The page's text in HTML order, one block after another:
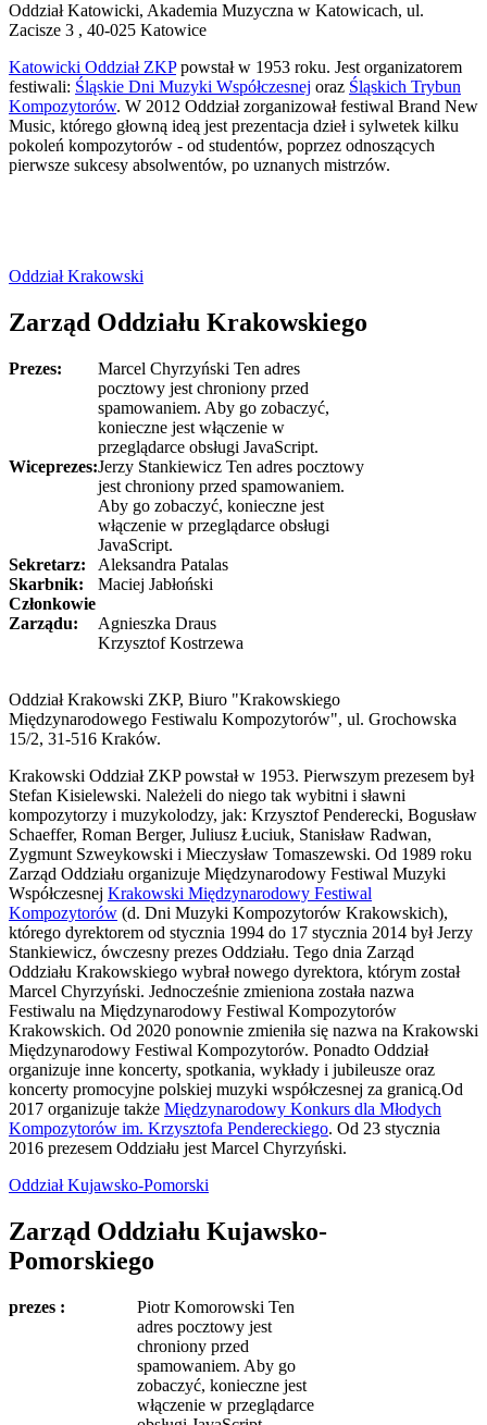
Oddział Katowicki, Akademia Muzyczna w Katowicach, ul.
Zacisze 3 , 40-025 Katowice
Katowicki Oddział ZKPpowstał w 1953 roku. Jest organizatorem
festiwali: Śląskie Dni Muzyki Współczesnej oraz Śląskich Trybun
Kompozytorów. W 2012 Oddział zorganizował festiwal Brand New
Music, którego głowną ideą jest prezentacja dzieł i sylwetek kilku
pokoleń kompozytorów - od studentów, poprzez odnoszących
pierwsze sukcesy absolwentów, po uznanych mistrzów.
Oddział Krakowski
Zarząd Oddziału Krakowskiego
Prezes: Marcel Chyrzyński Ten adres
pocztowy jest chroniony przed
spamowaniem. Aby go zobaczyć,
konieczne jest włączenie w
przeglądarce obsługi JavaScript.
Wiceprezes:Jerzy Stankiewicz Ten adres pocztowy
jest chroniony przed spamowaniem.
Aby go zobaczyć, konieczne jest
włączenie w przeglądarce obsługi
JavaScript.
Sekretarz:
Skarbnik:
Aleksandra Patalas
Maciej Jabłoński
Członkowie
Zarządu:
Agnieszka Draus
Krzysztof Kostrzewa
Oddział Krakowski ZKP, Biuro "Krakowskiego
Międzynarodowego Festiwalu Kompozytorów", ul. Grochowska
15/2, 31-516 Kraków.
Krakowski Oddział ZKP powstał w 1953. Pierwszym prezesem był
Stefan Kisielewski. Należeli do niego tak wybitni i sławni
kompozytorzy i muzykolodzy, jak: Krzysztof Penderecki, Bogusław
Schaeffer, Roman Berger, Juliusz Łuciuk, Stanisław Radwan,
Zygmunt Szweykowski i Mieczysław Tomaszewski. Od 1989 roku
Zarząd Oddziału organizuje Międzynarodowy Festiwal Muzyki
Współczesnej Krakowski Międzynarodowy Festiwal
Kompozytorów (d. Dni Muzyki Kompozytorów Krakowskich),
którego dyrektorem od stycznia 1994 do 17 stycznia 2014 był Jerzy
Stankiewicz, ówczesny prezes Oddziału. Tego dnia Zarząd
Oddziału Krakowskiego wybrał nowego dyrektora, którym został
Marcel Chyrzyński. Jednocześnie zmieniona została nazwa
Festiwalu na Międzynarodowy Festiwal Kompozytorów
Krakowskich. Od 2020 ponownie zmieniła się nazwa na Krakowski
Międzynarodowy Festiwal Kompozytorów. Ponadto Oddział
organizuje inne koncerty, spotkania, wykłady i jubileusze oraz
koncerty promocyjne polskiej muzyki współczesnej za granicą.Od
2017 organizuje także Międzynarodowy Konkurs dla Młodych
Kompozytorów im. Krzysztofa Pendereckiego. Od 23 stycznia
2016 prezesem Oddziału jest Marcel Chyrzyński.
Oddział Kujawsko-Pomorski
Zarząd Oddziału Kujawsko-
Pomorskiego
prezes : Piotr Komorowski Ten
adres pocztowy jest
chroniony przed
spamowaniem. Aby go
zobaczyć, konieczne jest
włączenie w przeglądarce